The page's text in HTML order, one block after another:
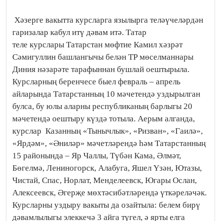
Хәзерге вакытта курсларга язылырга теләүчеләрдән
гаризалар кабул итү дәвам итә. Татар
теле курслары Татарстан мөфтие Камил хәзрәт
Сәмигуллин башлангычы белән ТР мөселманнары
Диния нәзарәте тарафыннан бушлай оештырыла.
Курсларның беренчесе быел февраль – апрель
айларында Татарстанның 10 мәчетендә уздырылган
булса, бу юлы аларны республиканың барлыгы 20
мәчетендә оештыру күздә тотыла. Аерым алганда,
курслар Казанның «Тынычлык», «Ризван», «Гаилә»,
«Ярдәм», «Әниләр» мәчетләрендә һәм Татарстанның
15 районында – Яр Чаллы, Түбән Кама, Әлмәт,
Бөгелмә, Лениногорск, Алабуга, Яшел Үзән, Ютазы,
Чистай, Спас, Норлат, Менделеевск, Югары Ослан,
Алексеевск, Әгерҗе мөхтәсибәтләрендә үткәреләчәк.
Курсларны уздыру вакыты да озайтыла: белем бирү
дәвамлылыгы элеккечә 3 айга түгел, ә ярты елга